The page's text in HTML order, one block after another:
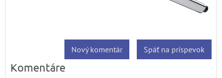
Späť na príspevok
Nový komentár
Komentáre